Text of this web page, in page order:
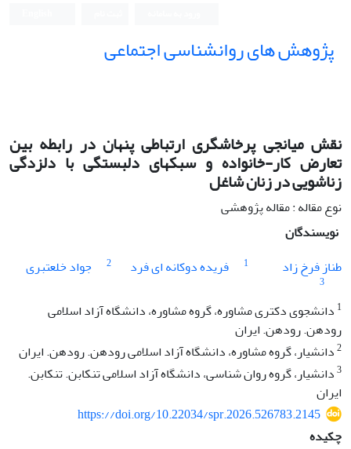
پژوهش های روانشناسی اجتماعی
نقش میانجی پرخاشگری ارتباطی پنهان در رابطه بین
تعارض کار-خانواده و سبک­های دلبستگی با دلزدگی
زناشویی در زنان شاغل
نوع مقاله : مقاله پژوهشی
نویسندگان
طناز فرخ زاد
1 فریده دوکانه ای فرد 2 جواد خلعتبری
3
1 دانشجوی دکتری مشاوره، گروه مشاوره، دانشگاه آزاد اسلامی
رودهن. رودهن. ایران
2دانشیار، گروه مشاوره، دانشگاه آزاد اسلامی رودهن. رودهن. ایران
3دانشیار، گروه روان شناسی، دانشگاه آزاد اسلامی تنکابن. تنکابن.
ایران
https://doi.org/10.22034/spr.2026.526783.2145
چکیده